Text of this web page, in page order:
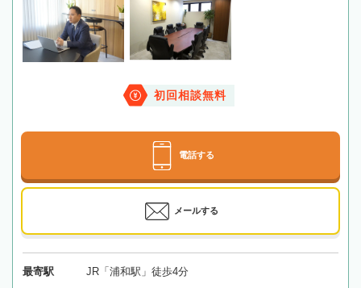
初回相談無料
電話する
メールする
最寄駅 JR「浦和駅」徒歩4分